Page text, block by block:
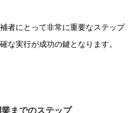
者にとって非常に重要なステップ
な実行が成功の鍵となります。
までのステップ